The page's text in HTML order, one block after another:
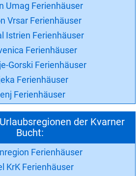
Umag Ferienhäuser
Vrsar Ferienhäuser
Istrien Ferienhäuser
Ferienhäuser
Gorski Ferienhäuser
Ferienhäuser
Ferienhäuser
der Kvarner
Bucht:
Ferienhäuser
KrK Ferienhäuser